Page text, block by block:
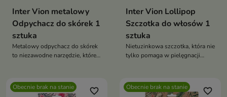
Inter Vion metalowy
Odpychacz do skórek 1
sztuka
Metalowy odpychacz do skórek
to niezawodne narzędzie, które
Inter Vion Lollipop
Szczotka do włosów 1
sztuka
Nietuzinkowa szczotka, która nie
tylko pomaga w pielęgnacji
oryginalnemu designowi
Obecnie brak na stanie favorite_border Obecnie brak na stanie favorite_border